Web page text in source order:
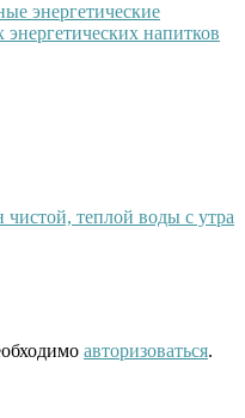
энергетические
напитков
чистой, теплой воды с утра
авторизоваться.